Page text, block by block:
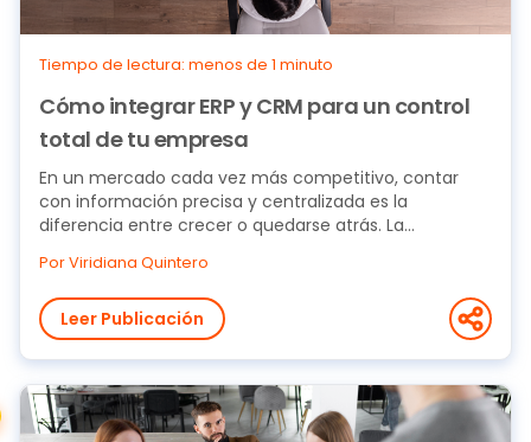
Tiempo de lectura: menos de 1 minuto
Cómo integrar ERP y CRM para un control
total de tu empresa
En un mercado cada vez más competitivo, contar
con información precisa y centralizada es la
diferencia entre crecer o quedarse atrás. La
Por Viridiana Quintero
Leer Publicación